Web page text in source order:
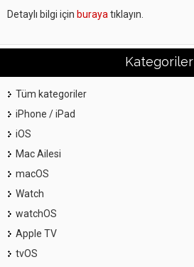
Detaylı bilgi için buraya tıklayın.
Kategoriler
Tüm kategoriler
iPhone / iPad
iOS
Mac Ailesi
macOS
Watch
watchOS
Apple TV
tvOS